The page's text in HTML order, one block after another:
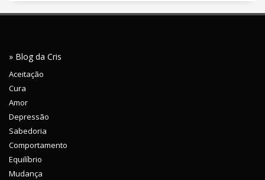
» Blog da Cris
Aceitação
Cura
Amor
Depressão
Sabedoria
Comportamento
Equilíbrio
Mudança